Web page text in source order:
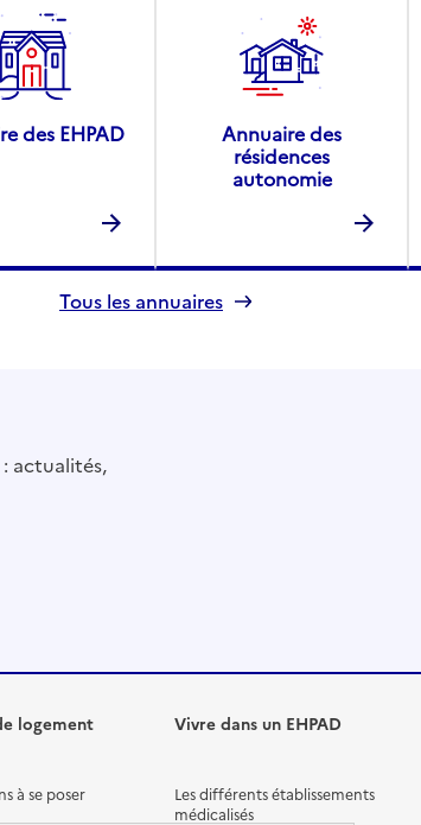
des EHPAD
Annuaire des
résidences
autonomie
Tous les annuaires
actualités,
logement
à se poser
Vivre dans un EHPAD
Les différents établissements
médicalisés